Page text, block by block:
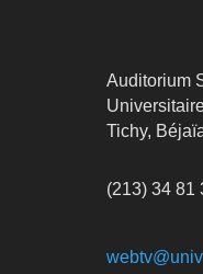
Auditorium
Tichy,
(213) 34 81